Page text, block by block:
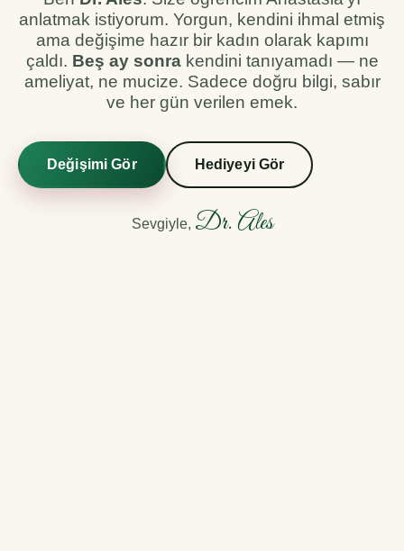
anlatmak istiyorum. Yorgun, kendini ihmal etmiş
ama değişime hazır bir kadın olarak kapımı
çaldı. Beş ay sonrakendini tanıyamadı — ne
ameliyat, ne mucize. Sadece doğru bilgi, sabır
ve her gün verilen emek.
Değişimi Gör Hediyeyi Gör
Sevgiyle, Dr. Ales